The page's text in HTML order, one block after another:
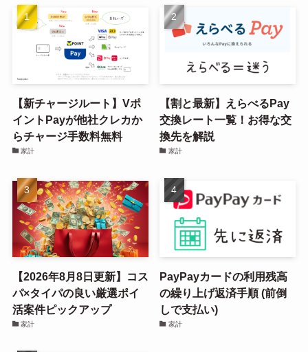
【新チャージルート】Vポ
イントPayが他社クレカか
らチャージ手数料無料
家計
【割と最新】えらべるPay
交換レート一覧！お得な交
換先を解説
家計
【2026年8月8日更新】コス
パ×タイパの良い厳選ポイ
活案件ピックアップ
家計
PayPayカードの利用残高
の繰り上げ返済手順 (前倒
しで支払い)
家計